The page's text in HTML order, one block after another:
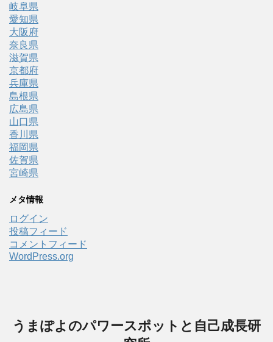
岐阜県
愛知県
大阪府
奈良県
滋賀県
京都府
兵庫県
島根県
広島県
山口県
香川県
福岡県
佐賀県
宮崎県
メタ情報
ログイン
投稿フィード
コメントフィード
WordPress.org
うまぽよのパワースポットと自己成長研